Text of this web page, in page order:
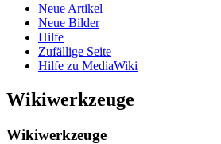
Neue Artikel
Neue Bilder
Hilfe
Zufällige Seite
Hilfe zu MediaWiki
Wikiwerkzeuge
Wikiwerkzeuge